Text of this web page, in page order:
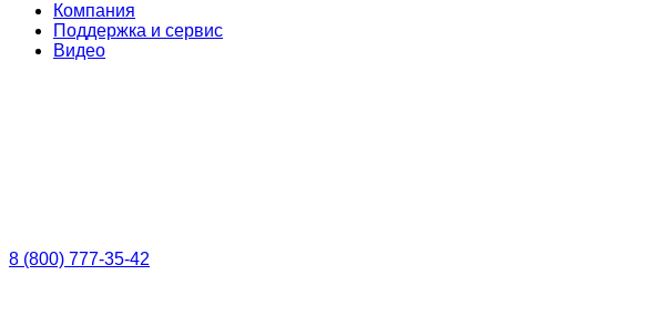
Компания
Поддержка и сервис
Видео
8 (800) 777-35-42